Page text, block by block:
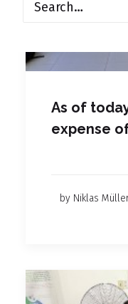
As of
expense
by Niklas